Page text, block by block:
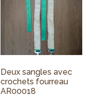
Deux sangles avec
crochets fourreau
AR00018